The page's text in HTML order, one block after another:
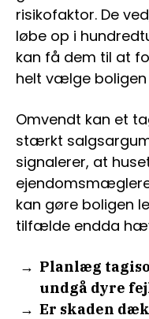
risikofaktor. De
løbe op i
kan få dem til at
helt vælge boligen
Omvendt kan et
stærkt
signalerer, at
kan gøre boligen
tilfælde endda
Planlæg
undgå dyre
Er skaden